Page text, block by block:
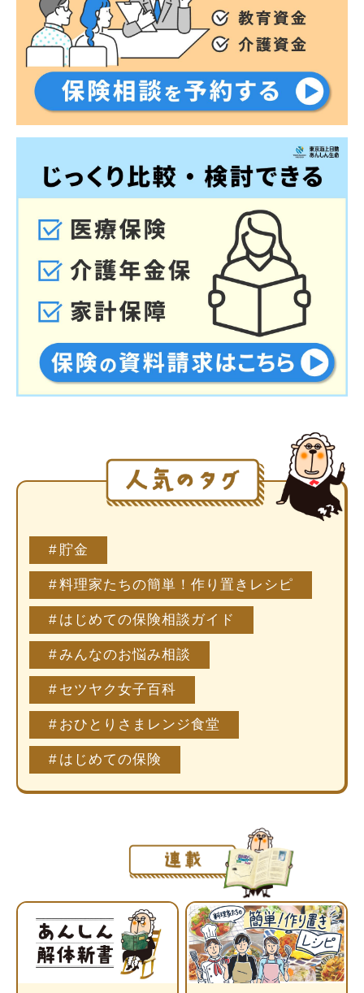
貯金
料理家たちの簡単！作り置きレシピ
はじめての保険相談ガイド
みんなのお悩み相談
セツヤク女子百科
おひとりさまレンジ食堂
はじめての保険